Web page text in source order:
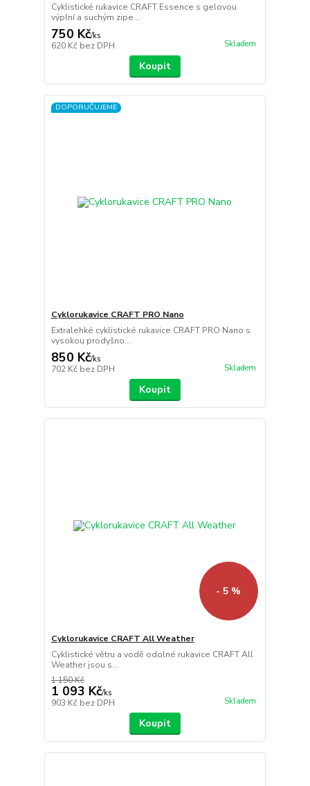
Cyklistické rukavice CRAFT Essence s gelovou
výplní a suchým zipe...
750 Kč/ks
620 Kč bez DPH Skladem
Koupit
DOPORUČUJEME
Cyklorukavice CRAFT PRO Nano
Extralehké cyklistické rukavice CRAFT PRO Nano s
vysokou prodyšno...
850 Kč/ks
702 Kč bez DPH Skladem
Koupit
- 5 %
Cyklorukavice CRAFT All Weather
Cyklistické větru a vodě odolné rukavice CRAFT All
Weather jsou s...
1 150 Kč
1 093 Kč/ks
903 Kč bez DPH Skladem
Koupit